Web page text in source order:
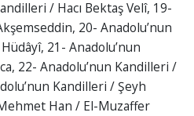
/ Hacı Bektaş Velî, 19-
20- Anadolu’nun
21- Anadolu’nun
22- Anadolu’nun Kandilleri /
Kandilleri / Şeyh
Han / El-Muzaffer